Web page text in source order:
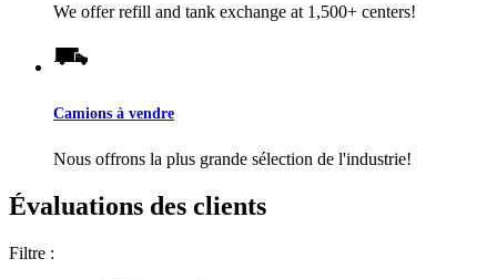
We offer refill and tank exchange at 1,500+ centers!
Camions à vendre
Nous offrons la plus grande sélection de l'industrie!
Évaluations des clients
Filtre :